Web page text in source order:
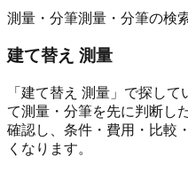
測量・分筆測量・分筆の検
建て替え 測量
「建て替え 測量」で探し
て測量・分筆を先に判断し
確認し、条件・費用・比較
くなります。